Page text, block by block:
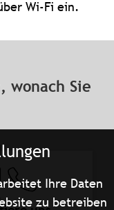
Ihre Daten
zu betreiben
Wi-Fi ein.
wonach Sie